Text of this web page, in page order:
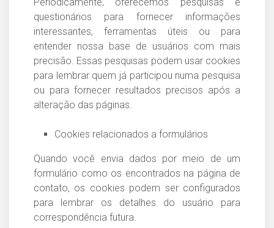
questionários para fornecer informações
interessantes, ferramentas úteis ou para
entender nossa base de usuários com mais
precisão. Essas pesquisas podem usar cookies
para lembrar quem já participou numa pesquisa
ou para fornecer resultados precisos após a
alteração das páginas.
Cookies relacionados a formulários
Quando você envia dados por meio de um
formulário como os encontrados na página de
contato, os cookies podem ser configurados
para lembrar os detalhes do usuário para
correspondência futura.